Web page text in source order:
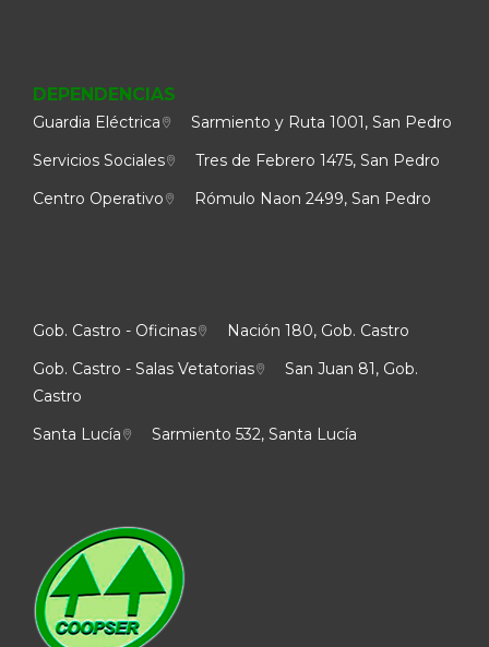
DEPENDENCIAS
Guardia Eléctrica
Sarmiento y Ruta 1001, San Pedro
Servicios Sociales
Tres de Febrero 1475, San Pedro
Centro Operativo
Rómulo Naon 2499, San Pedro
Gob. Castro - Oficinas
Nación 180, Gob. Castro
Gob. Castro - Salas Vetatorias
San Juan 81, Gob.
Castro
Santa Lucía
Sarmiento 532, Santa Lucía